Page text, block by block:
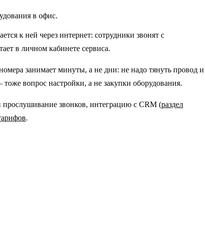
в офис.
к ней через интернет: сотрудники звонят с
в личном кабинете сервиса.
занимает минуты, а не дни: не надо тянуть провод и
вопрос настройки, а не закупки оборудования.
звонков, интеграцию с CRM (раздел
.